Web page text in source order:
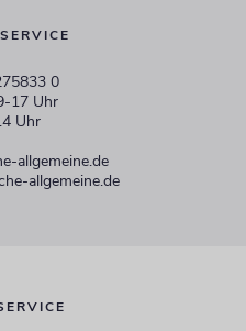
0
17 Uhr
Uhr
allgemeine.de
allgemeine.de